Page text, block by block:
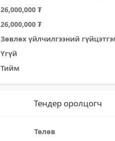
26,000,000 ₮
26,000,000 ₮
Зөвлөх үйлчилгээний
Үгүй
Тийм
Тендер оролцогч
Төлөв